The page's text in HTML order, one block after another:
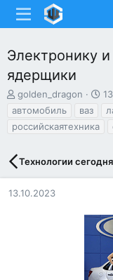
Электронику
ядерщики
А
о
т
е
м
ы
golden_dragon
Д
ч
а
автомобиль
ваз
российскаятехника
Технологии сегодня
13.10.2023